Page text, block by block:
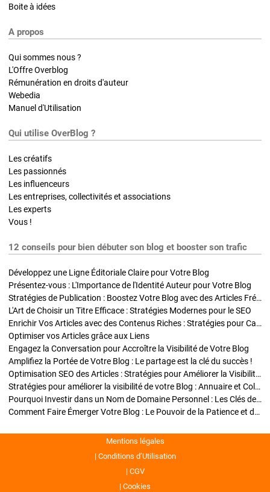
Boite à idées
A propos
Qui sommes nous ?
L'Offre Overblog
Rémunération en droits d'auteur
Webedia
Manuel d'Utilisation
Qui utilise OverBlog ?
Les créatifs
Les passionnés
Les influenceurs
Les entreprises, collectivités et associations
Les experts
Vous !
12 conseils pour bien débuter son blog et booster son trafic
Développez une Ligne Éditoriale Claire pour Votre Blog
Présentez-vous : L'Importance de l'Identité Auteur pour Votre Blog
Stratégies de Publication : Boostez Votre Blog avec des Articles Fréquents et Exclusifs
L'Art de Choisir un Titre Efficace : Stratégies Modernes pour le SEO
Enrichir Vos Articles avec des Contenus Riches : Stratégies pour Captiver et Optimiser
Optimiser vos Articles grâce aux Liens
Engagez la Conversation pour Accroître la Visibilité de Votre Blog
Amplifiez la Portée de Votre Blog : Le partage est la clé du succès !
Optimisation SEO des Articles : Stratégies pour Améliorer la Visibilité de Votre Blog
Stratégies pour améliorer la visibilité de votre Blog : Annuaire et Collaborations
Pourquoi Investir dans un Nom de Domaine Personnel : Les Clés de la Réussite de Votre Blog
Comment Faire Émerger Votre Blog : Le Pouvoir de la Patience et de la Persévérance
Mentions légales
Conditions d’Utilisation
CGV
Cookies